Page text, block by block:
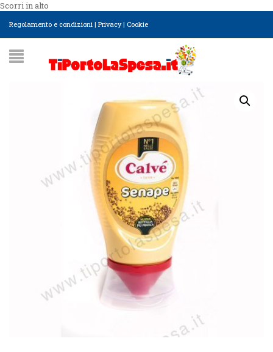
Scorri in alto
Regolamento e condizioni | Privacy| Cookie